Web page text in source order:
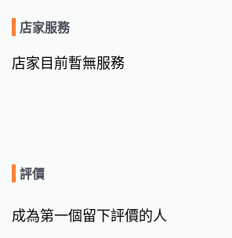
店家服務
店家目前暫無服務
評價
成為第一個留下評價的人